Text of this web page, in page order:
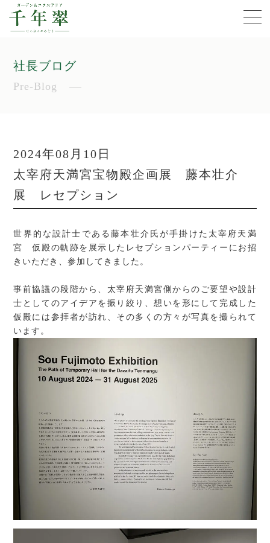
社長ブログ
Pre-Blog
2024年08月10日
太宰府天満宮宝物殿企画展 藤本壮介
展 レセプション
世界的な設計士である藤本壮介氏が手掛けた太宰府天満
宮 仮殿の軌跡を展示したレセプションパーティーにお招
きいただき、参加してきました。
事前協議の段階から、太宰府天満宮側からのご要望や設計
士としてのアイデアを振り絞り、想いを形にして完成した
仮殿には参拝者が訪れ、その多くの方々が写真を撮られて
います。